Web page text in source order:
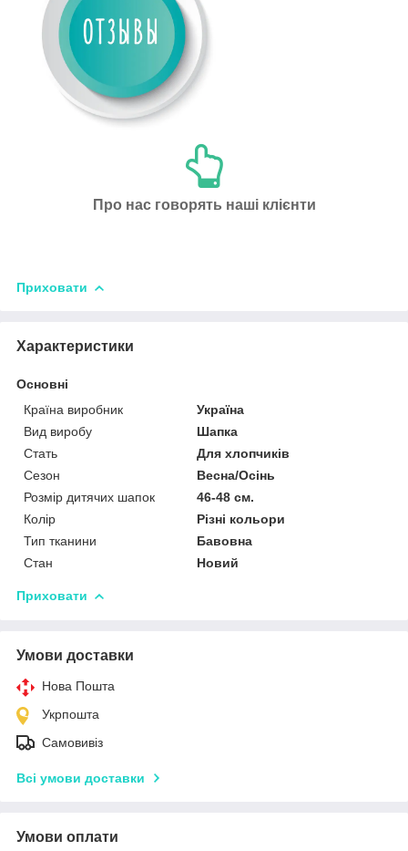
Про нас говорять наші клієнти
Приховати
Характеристики
Основні
Країна виробник
Україна
Вид виробу
Шапка
Стать
Для хлопчиків
Сезон
Весна/Осінь
Розмір дитячих шапок
46-48 см.
Колір
Різні кольори
Тип тканини
Бавовна
Стан
Новий
Приховати
Умови доставки
Нова Пошта
Укрпошта
Самовивіз
Всі умови доставки
Умови оплати